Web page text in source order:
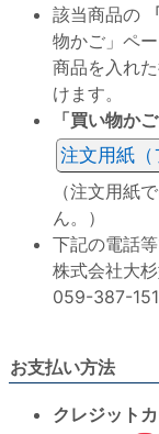
該当商品の
物かご」ペ
商品を入れ
けます。
「買い物か
注文用紙（
（注文用紙
ん。）
下記の電話
株式会社大
059-387-
お支払い方法
クレジット